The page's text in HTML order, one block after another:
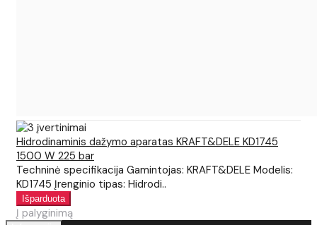
Hidrodinaminis dažymo aparatas KRAFT&DELE KD1745
1500 W 225 bar
Techninė specifikacija Gamintojas: KRAFT&DELE Modelis:
KD1745 Įrenginio tipas: Hidrodi..
Į palyginimą